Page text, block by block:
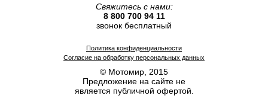
© Мотомир, 2015
Предложение на сайте не
является публичной офертой.
Политика конфиденциальности
Согласие на обработку персональных данных
Свяжитесь с нами:
8 800 700 94 11
звонок бесплатный